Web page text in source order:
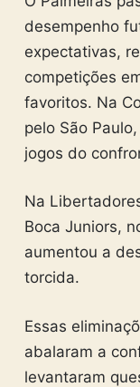
desempenho
expectativas,
competições
favoritos. Na
pelo São
jogos do
Na
Boca Juniors,
aumentou a
torcida.
Essas
abalaram a
levantaram